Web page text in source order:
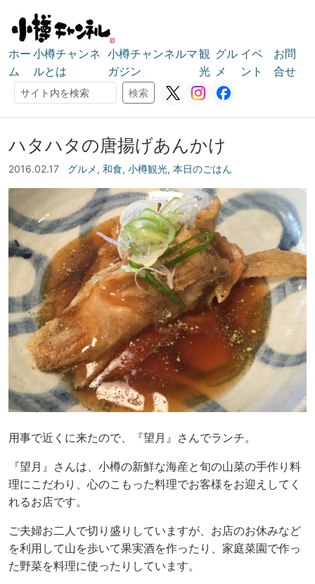
ホー
ム
小樽チャンネ
ルとは
小樽チャンネルマ
ガジン
観
光
グル
メ
イベ
ント
お問
合せ
検索
検索
ハタハタの唐揚げあんかけ
2016.02.17 グルメ, 和食, 小樽観光, 本日のごはん
用事で近くに来たので、『望月』さんでランチ。
『望月』さんは、小樽の新鮮な海産と旬の山菜の手作り料
理にこだわり、心のこもった料理でお客様をお迎えしてく
れるお店です。
ご夫婦お二人で切り盛りしていますが、お店のお休みなど
を利用して山を歩いて果実酒を作ったり、家庭菜園で作っ
た野菜を料理に使ったりしています。